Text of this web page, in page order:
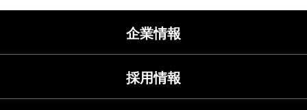
企業情報
採用情報